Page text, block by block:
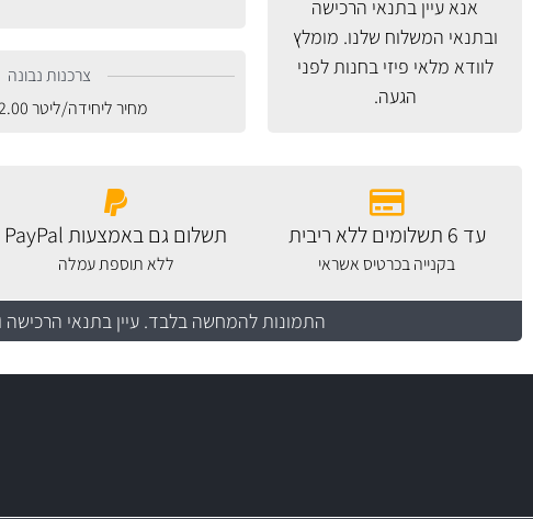
אנא עיין בתנאי הרכישה
ובתנאי המשלוח שלנו. מומלץ
לוודא מלאי פיזי בחנות לפני
הגעה.
צרכנות נבונה
מחיר ליחידה/ליטר
עד 6 תשלומים ללא ריבית
בקנייה בכרטיס אשראי
תשלום גם באמצעות PayPal
ללא תוספת עמלה
התמונות להמחשה בלבד. עיין בתנאי